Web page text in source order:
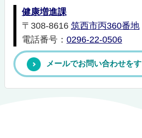
健康増進課
〒308-8616 筑西市丙360番地
電話番号： 0296-22-0506
メールでお問い合わせを